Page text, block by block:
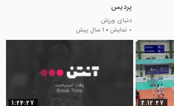
پردیس
دنیای ورزش
0 نمایش
1 سال پیش
2:12:27
1:24:27